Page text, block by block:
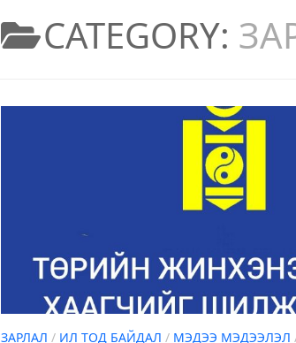
CATEGORY:
ЗАРЛАЛ / ИЛ ТОД БАЙДАЛ / МЭДЭЭ МЭДЭЭЛЭЛ